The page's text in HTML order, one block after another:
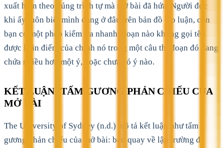
xuất hiện theo đúng trình tự mà mở bài đã hứa. Người đọc
khi ấy luôn biết mình đang ở đâu trên bản đồ lập luận, còn
bạn có một phép kiểm tra nhanh: đoạn nào không gọi tên
được luận điểm của chính nó trong một câu thì đoạn đó đang
chứa nhiều hơn một ý, hoặc chưa có ý nào.
KẾT LUẬN: TẤM GƯƠNG PHẢN CHIẾU CỦA
MỞ BÀI
The University of Sydney (n.d.) mô tả kết luận như tấm
gương phản chiếu của mở bài: bạn quay về lập trường đã